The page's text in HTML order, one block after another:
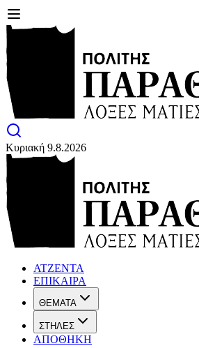
Κυριακή 9.8.2026
ΑΤΖΕΝΤΑ
ΕΠΙΚΑΙΡΑ
ΘΕΜΑΤΑ
ΣΤΗΛΕΣ
ΑΠΟΘΗΚΗ